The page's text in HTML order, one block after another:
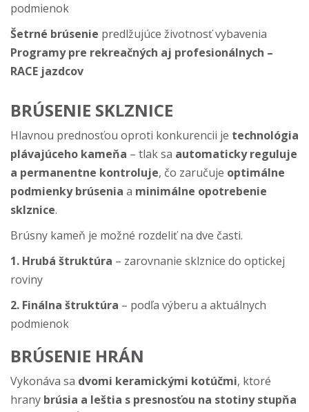
podmienok
Šetrné brúsenie predlžujúce životnosť vybavenia
Programy pre rekreačných aj profesionálnych –
RACE jazdcov
BRÚSENIE SKLZNICE
Hlavnou prednosťou oproti konkurencii je technológia
plávajúceho kameňa – tlak sa automaticky reguluje
a permanentne kontroluje, čo zaručuje optimálne
podmienky brúsenia a minimálne opotrebenie
sklznice.
Brúsny kameň je možné rozdeliť na dve časti.
1. Hrubá štruktúra – zarovnanie sklznice do optickej
roviny
2. Finálna štruktúra – podľa výberu a aktuálnych
podmienok
BRÚSENIE HRÁN
Vykonáva sa dvomi keramickými kotúčmi, ktoré
hrany brúsia a leštia s presnosťou na stotiny stupňa